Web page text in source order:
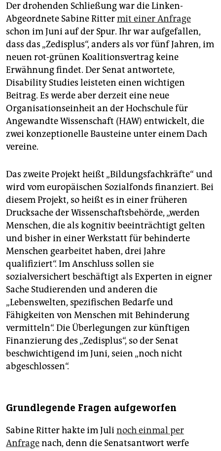
Der drohenden Schließung war die Linken-
Abgeordnete Sabine Rittermit einer Anfrage
schon im Juni auf der Spur. Ihr war aufgefallen,
dass das „Zedisplus“, anders als vor fünf Jahren, im
neuen rot-grünen Koalitionsvertrag keine
Erwähnung findet. Der Senat antwortete,
Disability Studies leisteten einen wichtigen
Beitrag. Es werde aber derzeit eine neue
Organisationseinheit an der Hochschule für
Angewandte Wissenschaft (HAW) entwickelt, die
zwei konzeptionelle Bausteine unter einem Dach
vereine.
Das zweite Projekt heißt „Bildungsfachkräfte“ und
wird vom europäischen Sozialfonds finanziert. Bei
diesem Projekt, so heißt es in einer früheren
Drucksache der Wissenschaftsbehörde, „werden
Menschen, die als kognitiv beeinträchtigt gelten
und bisher in einer Werkstatt für behinderte
Menschen gearbeitet haben, drei Jahre
qualifiziert“. Im Anschluss sollen sie
sozialversichert beschäftigt als Experten in eigner
Sache Studierenden und anderen die
„Lebenswelten, spezifischen Bedarfe und
Fähigkeiten von Menschen mit Behinderung
vermitteln“. Die Überlegungen zur künftigen
Finanzierung des „Zedis­plus“, so der Senat
beschwichtigend im Juni, seien „noch nicht
abgeschlossen“.
Grundlegende Fragen aufgeworfen
Sabine Ritter hakte im Julinoch einmal per
Anfragenach, denn die Senatsantwort werfe